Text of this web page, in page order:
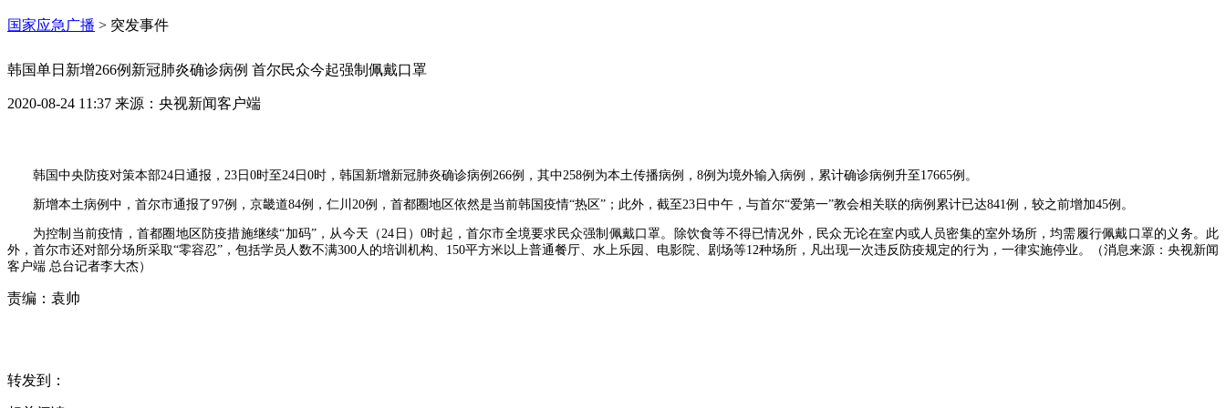
国家应急广播 > 突发事件
韩国单日新增266例新冠肺炎确诊病例 首尔民众今起强制佩戴口罩
2020-08-24 11:37 来源： 央视新闻客户端
韩国中央防疫对策本部24日通报，23日0时至24日0时，韩国新增新冠肺炎确诊病例266例，其中258例为本土传播病例，8例为境外输入病例，累计确诊病例升至17665例。
新增本土病例中，首尔市通报了97例，京畿道84例，仁川20例，首都圈地区依然是当前韩国疫情“热区”；此外，截至23日中午，与首尔“爱第一”教会相关联的病例累计已达841例，较之前增加45例。
为控制当前疫情，首都圈地区防疫措施继续“加码”，从今天（24日）0时起，首尔市全境要求民众强制佩戴口罩。除饮食等不得已情况外，民众无论在室内或人员密集的室外场所，均需履行佩戴口罩的义务。此
外，首尔市还对部分场所采取“零容忍”，包括学员人数不满300人的培训机构、150平方米以上普通餐厅、水上乐园、电影院、剧场等12种场所，凡出现一次违反防疫规定的行为，一律实施停业。（消息来源：央视新闻
客户端 总台记者李大杰）
责编： 袁帅
转发到：